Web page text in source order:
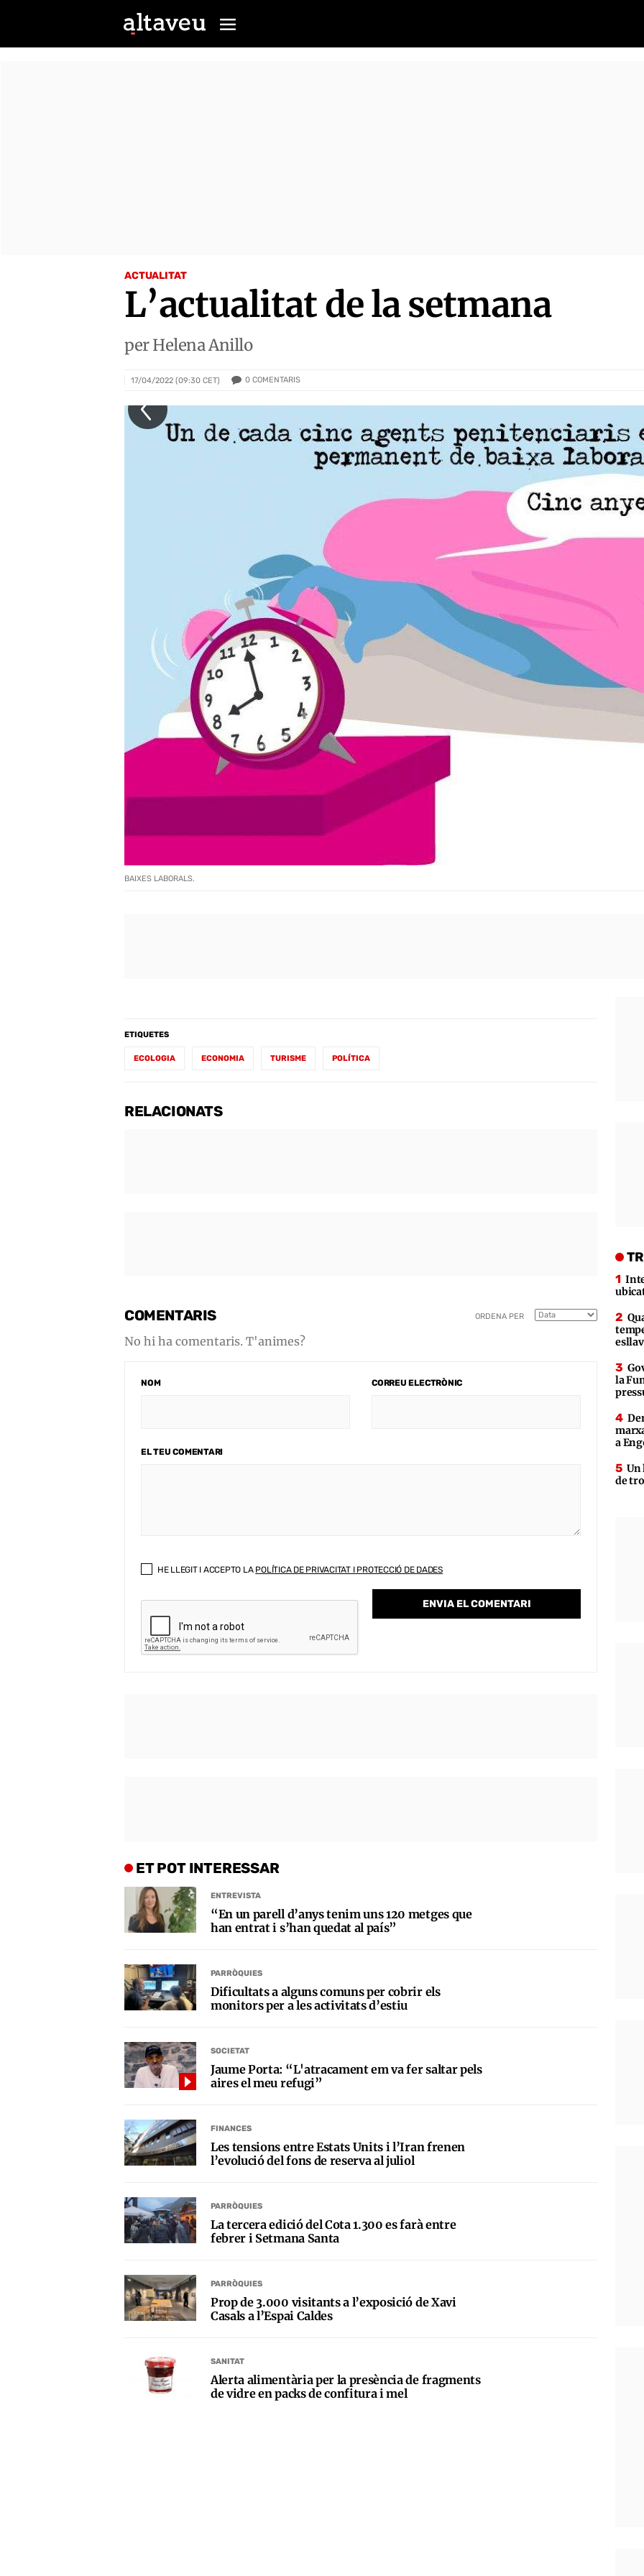
ACTUALITAT
L’actualitat de la setmana
per Helena Anillo
17/04/2022 (09:30 CET) 0 COMENTARIS
BAIXES LABORALS.
ETIQUETES
ECOLOGIA ECONOMIA TURISME POLÍTICA
RELACIONATS
COMENTARIS ORDENA PER
No hi ha comentaris. T'animes?
NOM CORREU ELECTRÒNIC
EL TEU COMENTARI
HE LLEGIT I ACCEPTO LA POLÍTICA DE PRIVACITAT I PROTECCIÓ DE DADES
ET POT INTERESSAR
ENTREVISTA
“En un parell d’anys tenim uns 120 metges que
han entrat i s’han quedat al país”
PARRÒQUIES
Dificultats a alguns comuns per cobrir els
monitors per a les activitats d’estiu
SOCIETAT
Jaume Porta: “L'atracament em va fer saltar pels
aires el meu refugi”
FINANCES
Les tensions entre Estats Units i l’Iran frenen
l’evolució del fons de reserva al juliol
PARRÒQUIES
La tercera edició del Cota 1.300 es farà entre
febrer i Setmana Santa
PARRÒQUIES
Prop de 3.000 visitants a l’exposició de Xavi
Casals a l’Espai Caldes
SANITAT
Alerta alimentària per la presència de fragments
de vidre en packs de confitura i mel
la
a
Un
de